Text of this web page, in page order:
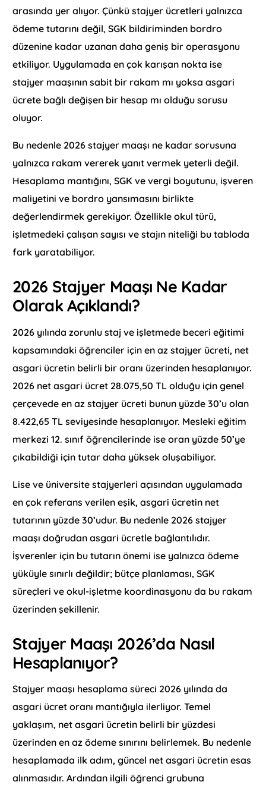
arasında yer alıyor. Çünkü stajyer ücretleri yalnızca
ödeme tutarını değil, SGK bildiriminden bordro
düzenine kadar uzanan daha geniş bir operasyonu
etkiliyor. Uygulamada en çok karışan nokta ise
stajyer maaşının sabit bir rakam mı yoksa asgari
ücrete bağlı değişen bir hesap mı olduğu sorusu
oluyor.
Bu nedenle 2026 stajyer maaşı ne kadar sorusuna
yalnızca rakam vererek yanıt vermek yeterli değil.
Hesaplama mantığını, SGK ve vergi boyutunu, işveren
maliyetini ve bordro yansımasını birlikte
değerlendirmek gerekiyor. Özellikle okul türü,
işletmedeki çalışan sayısı ve stajın niteliği bu tabloda
fark yaratabiliyor.
2026 Stajyer Maaşı Ne Kadar
Olarak Açıklandı?
2026 yılında zorunlu staj ve işletmede beceri eğitimi
kapsamındaki öğrenciler için en az stajyer ücreti, net
asgari ücretin belirli bir oranı üzerinden hesaplanıyor.
2026 net asgari ücret 28.075,50 TL olduğu için genel
çerçevede en az stajyer ücreti bunun yüzde 30’u olan
8.422,65 TL seviyesinde hesaplanıyor. Mesleki eğitim
merkezi 12. sınıf öğrencilerinde ise oran yüzde 50’ye
çıkabildiği için tutar daha yüksek oluşabiliyor.
Lise ve üniversite stajyerleri açısından uygulamada
en çok referans verilen eşik, asgari ücretin net
tutarının yüzde 30’udur. Bu nedenle 2026 stajyer
maaşı doğrudan asgari ücretle bağlantılıdır.
İşverenler için bu tutarın önemi ise yalnızca ödeme
yüküyle sınırlı değildir; bütçe planlaması, SGK
süreçleri ve okul-işletme koordinasyonu da bu rakam
üzerinden şekillenir.
Stajyer Maaşı 2026’da Nasıl
Hesaplanıyor?
Stajyer maaşı hesaplama süreci 2026 yılında da
asgari ücret oranı mantığıyla ilerliyor. Temel
yaklaşım, net asgari ücretin belirli bir yüzdesi
üzerinden en az ödeme sınırını belirlemek. Bu nedenle
hesaplamada ilk adım, güncel net asgari ücretin esas
alınmasıdır. Ardından ilgili öğrenci grubuna